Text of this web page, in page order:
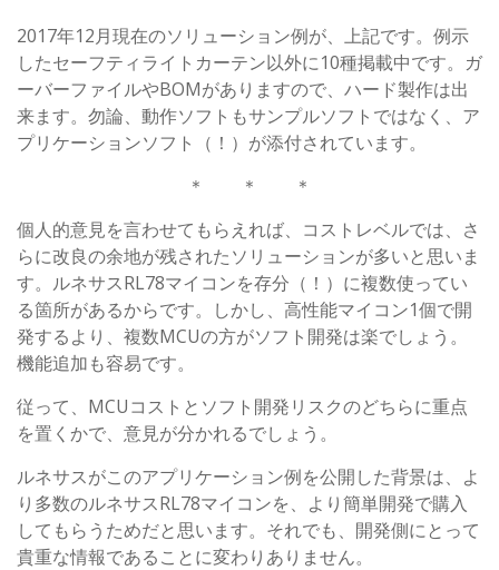
2017年12月現在のソリューション例が、上記です。例示
したセーフティライトカーテン以外に10種掲載中です。ガ
ーバーファイルやBOMがありますので、ハード製作は出
来ます。勿論、動作ソフトもサンプルソフトではなく、ア
プリケーションソフト（！）が添付されています。
＊ ＊ ＊
個人的意見を言わせてもらえれば、コストレベルでは、さ
らに改良の余地が残されたソリューションが多いと思いま
す。ルネサスRL78マイコンを存分（！）に複数使ってい
る箇所があるからです。しかし、高性能マイコン1個で開
発するより、複数MCUの方がソフト開発は楽でしょう。
機能追加も容易です。
従って、MCUコストとソフト開発リスクのどちらに重点
を置くかで、意見が分かれるでしょう。
ルネサスがこのアプリケーション例を公開した背景は、よ
り多数のルネサスRL78マイコンを、より簡単開発で購入
してもらうためだと思います。それでも、開発側にとって
貴重な情報であることに変わりありません。